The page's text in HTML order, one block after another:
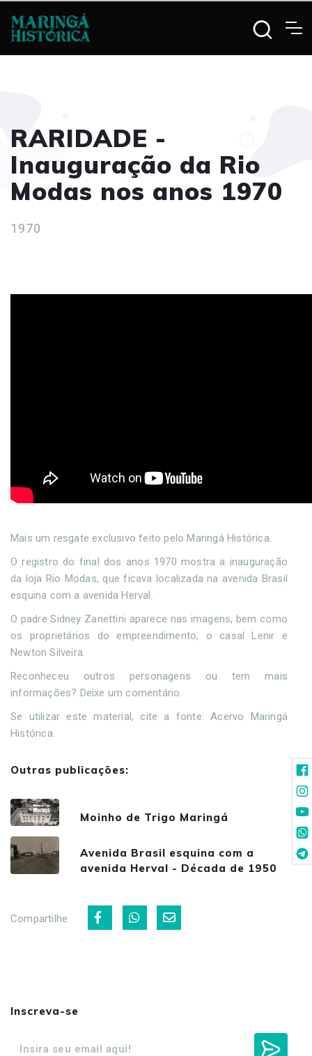
RARIDADE -
Inauguração da Rio
Modas nos anos 1970
1970
Mais um resgate exclusivo feito pelo Maringá Histórica.
O registro do final dos anos 1970 mostra a inauguração
da loja Rio Modas, que ficava localizada na avenida Brasil
esquina com a avenida Herval.
O padre Sidney Zanettini aparece nas imagens, bem como
os proprietários do empreendimento, o casal Lenir e
Newton Silveira.
Reconheceu outros personagens ou tem mais
informações? Deixe um comentário.
Se utilizar este material, cite a fonte: Acervo Maringá
Histórica.
Outras publicações:
Moinho de Trigo Maringá
Avenida Brasil esquina com a
avenida Herval - Década de 1950
Compartilhe
Inscreva-se